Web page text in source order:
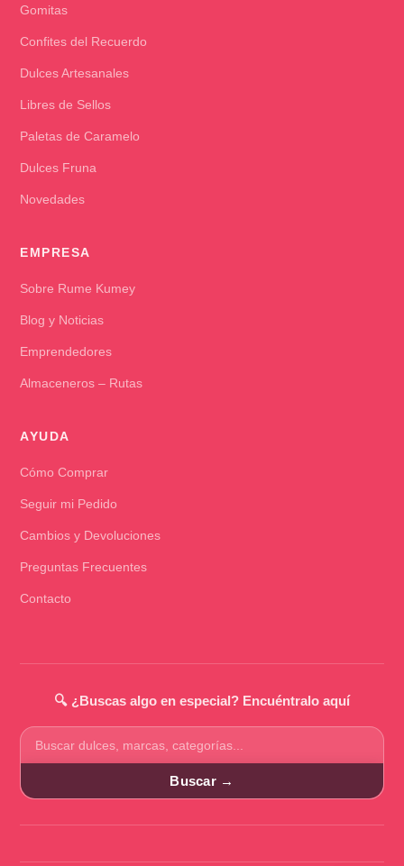
Gomitas
Confites del Recuerdo
Dulces Artesanales
Libres de Sellos
Paletas de Caramelo
Dulces Fruna
Novedades
EMPRESA
Sobre Rume Kumey
Blog y Noticias
Emprendedores
Almaceneros – Rutas
AYUDA
Cómo Comprar
Seguir mi Pedido
Cambios y Devoluciones
Preguntas Frecuentes
Contacto
🔍 ¿Buscas algo en especial? Encuéntralo aquí
Buscar
productos
Buscar →